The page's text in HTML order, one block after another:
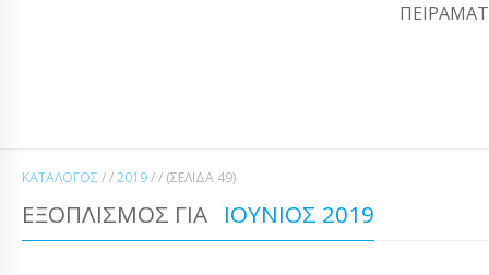
ΚΑΤΆΛΟΓΟΣ / /2019/ / (ΣΕΛΊΔΑ 49)
ΕΞΟΠΛΙΣΜΌΣ ΓΙΑ ΙΟΎΝΙΟΣ 2019